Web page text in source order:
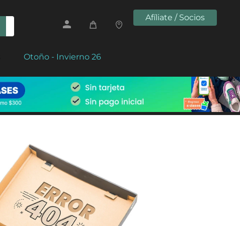
Afíliate / Socios
Otoño - Invierno 26